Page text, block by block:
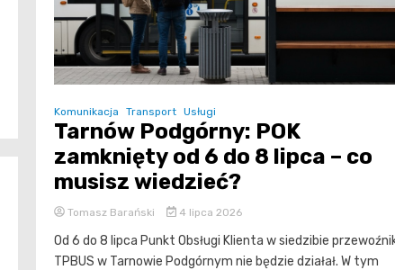
Komunikacja Transport Usługi
Tarnów Podgórny: POK
zamknięty od 6 do 8 lipca – co
musisz wiedzieć?
Tomasz Barański 4 lipca 2026
Od 6 do 8 lipca Punkt Obsługi Klienta w siedzibie
TPBUS w Tarnowie Podgórnym nie będzie działał. W tym